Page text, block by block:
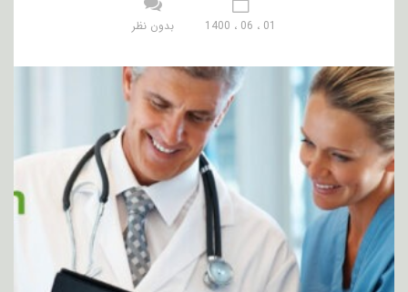
01 ، 06 ، 1400 بدون نظر